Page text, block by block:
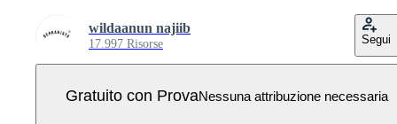
wildaanun najiib
17.997 Risorse Segui
Gratuito con ProvaNessuna attribuzione necessaria